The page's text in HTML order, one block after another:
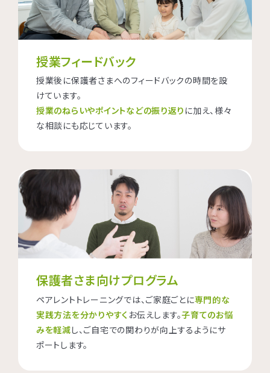
授業フィードバック
授業後に保護者さまへのフィードバックの時間を設
けています。
授業のねらいやポイントなどの振り返り に加え、様々
な相談にも応じています。
保護者さま向けプログラム
ペアレントトレーニングでは、ご家庭ごとに専門的な
実践方法を分かりやすく お伝えします。子育てのお悩
みを軽減し、ご自宅での関わりが向上するようにサ
ポートします。